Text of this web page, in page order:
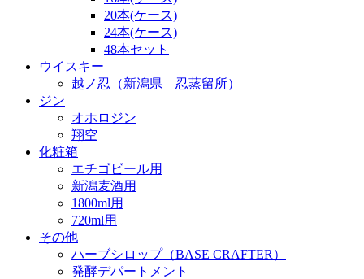
20本(ケース)
24本(ケース)
48本セット
ウイスキー
越ノ忍（新潟県 忍蒸留所）
ジン
オホロジン
翔空
化粧箱
エチゴビール用
新潟麦酒用
1800ml用
720ml用
その他
ハーブシロップ（BASE CRAFTER）
発酵デパートメント